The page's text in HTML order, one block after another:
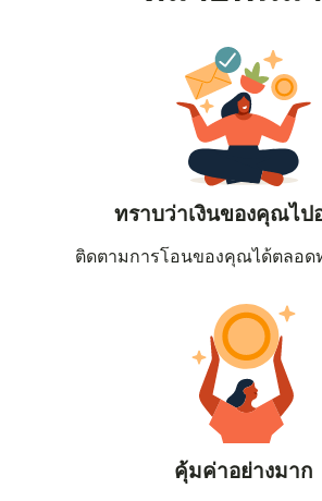
ทราบว่าเงินของคุณไป
ติดตามการโอนของคุณได้ตลอด
คุ้มค่าอย่างมาก